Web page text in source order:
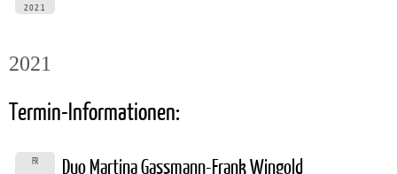
2021
2021
Termin-Informationen:
FR Duo Martina Gassmann-Frank Wingold